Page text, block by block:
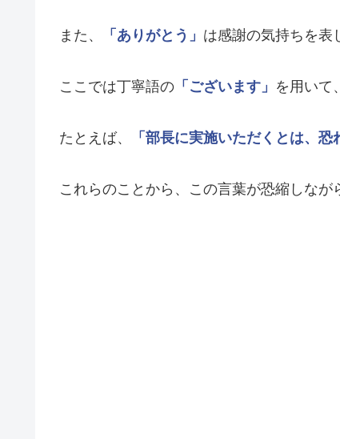
また、 「ありがとう」 は感謝の気持ちを表
ここでは丁寧語の 「ございます」 を用いて
たとえば、 「部長に実施いただくとは、
これらのことから、この言葉が恐縮しなが